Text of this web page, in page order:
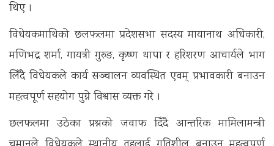
थिए ।
विधेयकमाथिको छलफलमा प्रदेशसभा सदस्य मायानाथ अधिकारी,
मणिभद्र शर्मा, गायत्री गुरुङ, कृष्ण थापा र हरिशरण आचार्यले भाग
लिँदै विधेयकले कार्य सञ्चालन व्यवस्थित एवम् प्रभावकारी बनाउन
महत्वपूर्ण सहयोग पुग्ने विश्वास व्यक्त गरे ।
छलफलमा उठेका प्रश्नको जवाफ दिँदै आन्तरिक मामिलामन्त्री